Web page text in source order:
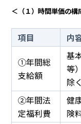
＜（１）時間単価の構
項目
内
①年間総
支給額
基
等
除
②年間法
定福利費
健
険